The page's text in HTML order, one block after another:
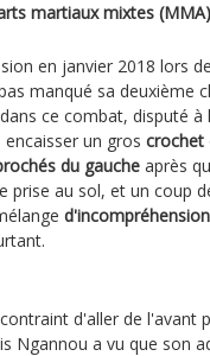
martiaux mixtes
en janvier 2018 lors
manqué sa deuxième
ce combat, disputé à
un gros crochet
du gauche après
prise au sol, et un coup
d'aller de l'avant
Ngannou a vu que son